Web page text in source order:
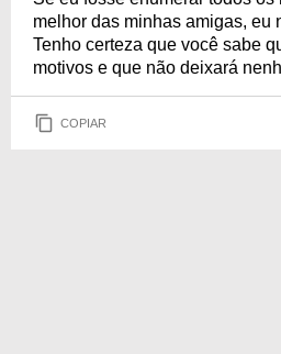
melhor das minhas amigas, eu
Tenho certeza que você sabe
motivos e que não deixará
COPIAR